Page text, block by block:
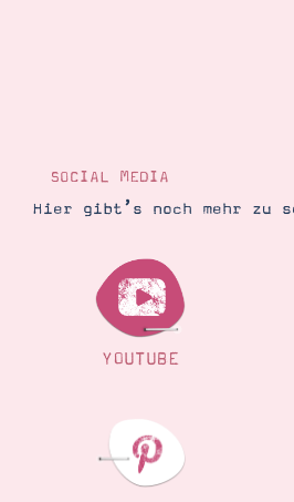
SOCIAL MEDIA
Hier gibt’s noch mehr zu
YOUTUBE